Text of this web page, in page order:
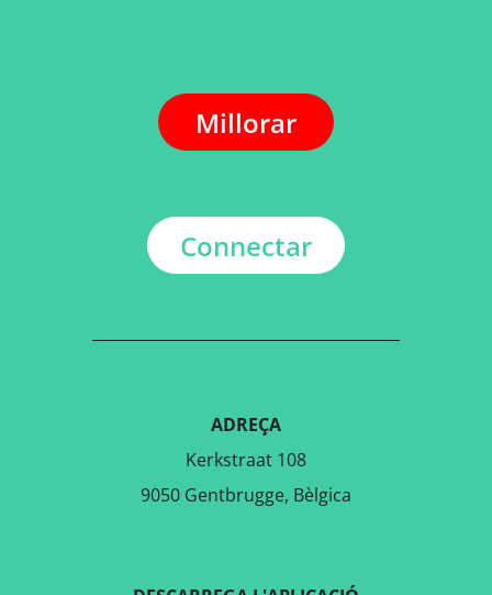
Millorar
Connectar
ADREÇA
Kerkstraat 108
9050 Gentbrugge, Bèlgica